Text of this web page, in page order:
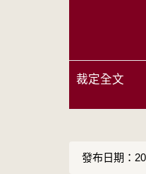
裁定全文
發布日期：